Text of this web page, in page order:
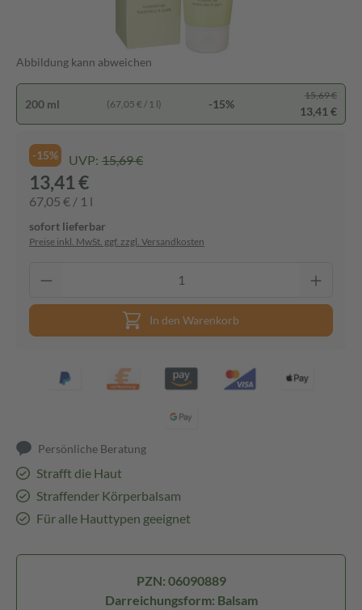
Abbildung kann abweichen
200 ml (67,05 € / 1 l) -15%
15,69 €
13,41 €
-15% UVP: 15,69 €
13,41 €
67,05 € / 1 l
sofort lieferbar
Preise inkl. MwSt. ggf. zzgl. Versandkosten
In den Warenkorb
Persönliche Beratung
Strafft die Haut
Straffender Körperbalsam
Für alle Hauttypen geeignet
PZN: 06090889
Darreichungsform: Balsam